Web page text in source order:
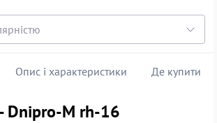
Опис і характеристики Де купити
Dnipro-M rh-16